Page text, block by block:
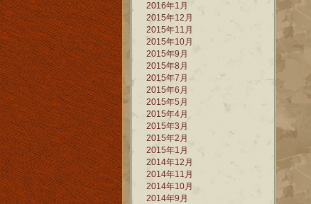
2016年1月
2015年12月
2015年11月
2015年10月
2015年9月
2015年8月
2015年7月
2015年6月
2015年5月
2015年4月
2015年3月
2015年2月
2015年1月
2014年12月
2014年11月
2014年10月
2014年9月